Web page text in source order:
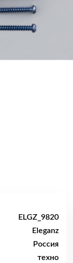
ELGZ_9820
Eleganz
Россия
техно